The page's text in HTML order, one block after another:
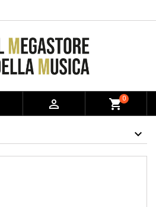
 shopping_cart0